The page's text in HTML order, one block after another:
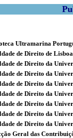
Ultramarina
de Direito de Lisboa
de Direito da
de Direito da
de Direito da
de Direito da
de Direito da
de Direito da
de Direito da
Geral das